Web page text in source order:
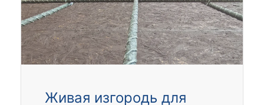
Живая изгородь для